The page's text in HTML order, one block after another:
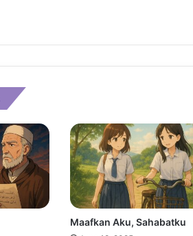
Maafkan Aku, Sahabatku